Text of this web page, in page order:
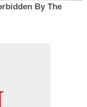
By The